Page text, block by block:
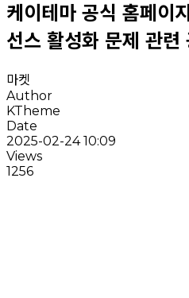
케이테마 공식 홈페이
선스 활성화 문제 관련
마켓
Author
KTheme
Date
2025-02-24 10:09
Views
1256